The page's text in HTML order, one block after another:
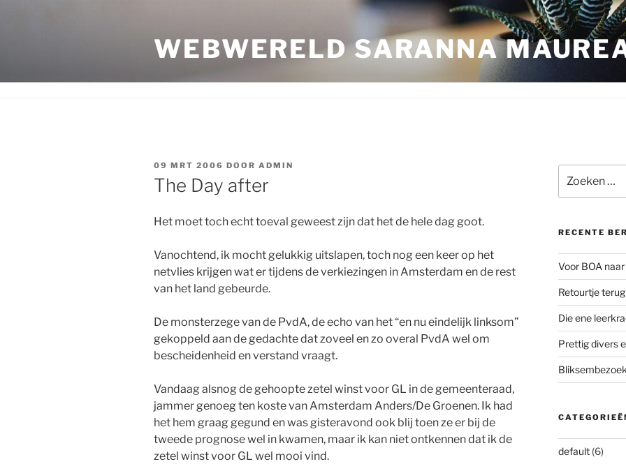
WEBWERELD SARANNA
GEPLAATST
OP
09 MRT 2006 DOOR ADMIN
The Day after
Het moet toch echt toeval geweest zijn dat het de hele dag goot.
Vanochtend, ik mocht gelukkig uitslapen, toch nog een keer op het
netvlies krijgen wat er tijdens de verkiezingen in Amsterdam en de rest
van het land gebeurde.
De monsterzege van de PvdA, de echo van het “en nu eindelijk linksom”
gekoppeld aan de gedachte dat zoveel en zo overal PvdA wel om
bescheidenheid en verstand vraagt.
Vandaag alsnog de gehoopte zetel winst voor GL in de gemeenteraad,
jammer genoeg ten koste van Amsterdam Anders/De Groenen. Ik had
het hem graag gegund en was gisteravond ook blij toen ze er bij de
tweede prognose wel in kwamen, maar ik kan niet ontkennen dat ik de
zetel winst voor GL wel mooi vind.
naar:
RECENTE
Voor BOA
Retourtje
Die ene
Prettig divers
default(6)